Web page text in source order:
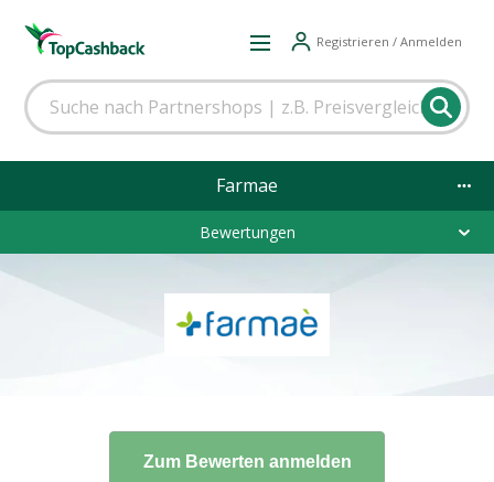
Registrieren / Anmelden
Farmae
Bewertungen